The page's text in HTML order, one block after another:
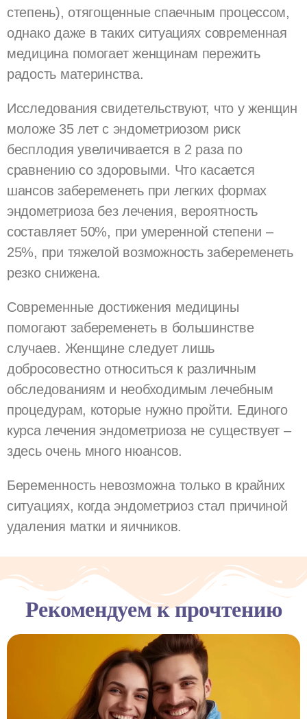
степень), отягощенные спаечным процессом,
однако даже в таких ситуациях современная
медицина помогает женщинам пережить
радость материнства.
Исследования свидетельствуют, что у женщин
моложе 35 лет с эндометриозом риск
бесплодия увеличивается в 2 раза по
сравнению со здоровыми. Что касается
шансов забеременеть при легких формах
эндометриоза без лечения, вероятность
составляет 50%, при умеренной степени –
25%, при тяжелой возможность забеременеть
резко снижена.
Современные достижения медицины
помогают забеременеть в большинстве
случаев. Женщине следует лишь
добросовестно относиться к различным
обследованиям и необходимым лечебным
процедурам, которые нужно пройти. Единого
курса лечения эндометриоза не существует –
здесь очень много нюансов.
Беременность невозможна только в крайних
ситуациях, когда эндометриоз стал причиной
удаления матки и яичников.
Рекомендуем к прочтению